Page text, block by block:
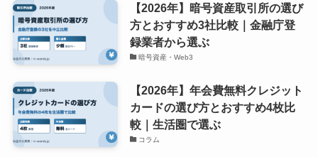
【2026年】暗号資産取引所の選び
方とおすすめ3社比較｜金融庁登
録業者から選ぶ
暗号資産・Web3
【2026年】年会費無料クレジット
カードの選び方とおすすめ4枚比
較｜生活圏で選ぶ
コラム